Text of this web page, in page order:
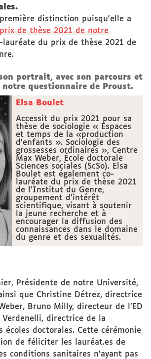
distinction puisqu'elle a
prix de thèse 2021 de notre
lauréate du prix de thèse 2021 de
portrait, avec son parcours et
notre questionnaire de Proust.
Elsa Boulet
Accessit du prix 2021 pour sa
thèse de sociologie « Espaces
et temps de la «production
d'enfants ». Sociologie des
grossesses ordinaires », Centre
Max Weber, École doctorale
Sciences sociales (ScSo). Elsa
Boulet est également co-
lauréate du prix de thèse 2021
de l'Institut du Genre,
groupement d'intérêt
scientifique, visant à soutenir
la jeune recherche et à
encourager la diffusion des
connaissances dans le domaine
du genre et des sexualités.
Présidente de notre Université,
que Christine Détrez, directrice
Bruno Milly, directeur de l’ED
Verdenelli, directrice de la
écoles doctorales. Cette cérémonie
de féliciter les lauréat.es de
conditions sanitaires n'ayant pas